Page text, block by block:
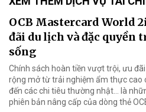
OCB Mastercard World
đãi du lịch và đặc
sống
Chính sách hoàn tiền vượt trội, ưu
rộng mở từ trải nghiệm ẩm thực cao
đến các chi tiêu thường nhật… là
phiên bản nâng cấp của dòng thẻ